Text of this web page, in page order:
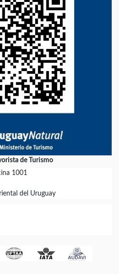
de Turismo
1001
del Uruguay